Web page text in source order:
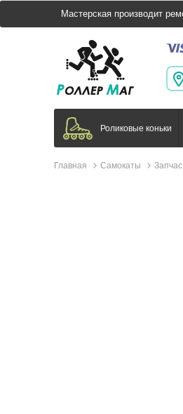
Мастерская производит
Роликовые коньки
Главная Самокаты